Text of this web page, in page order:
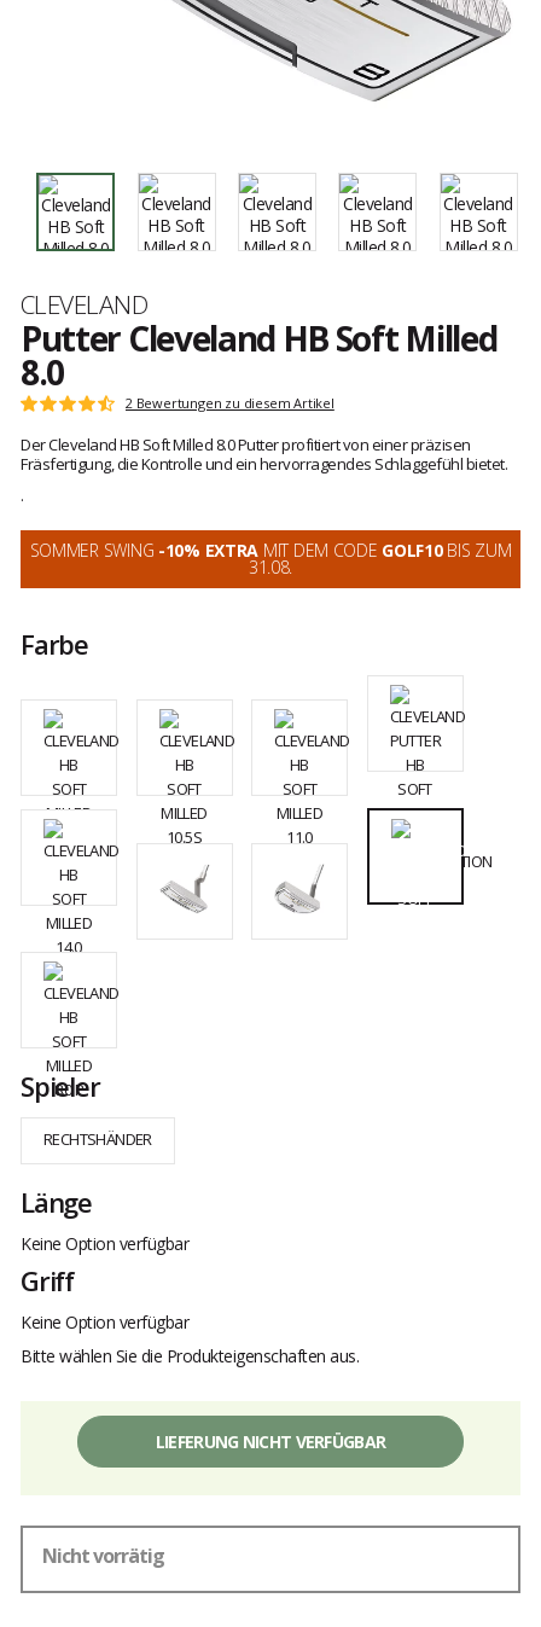
Marke
CLEVELAND
Putter Cleveland HB Soft Milled
8.0
Kundenbewertungen
Note:
von
5
2 Bewertungen zu diesem Artikel
Der Cleveland HB Soft Milled 8.0 Putter profitiert von einer präzisen
Fräsfertigung, die Kontrolle und ein hervorragendes Schlaggefühl bietet.
.
SOMMER SWING -10% EXTRA MIT DEM CODE GOLF10BIS ZUM
31.08.
Farbe
Spieler
RECHTSHÄNDER
Länge
Keine Option verfügbar
Griff
Keine Option verfügbar
Bitte wählen Sie die Produkteigenschaften aus.
LIEFERUNG NICHT VERFÜGBAR
Nicht vorrätig